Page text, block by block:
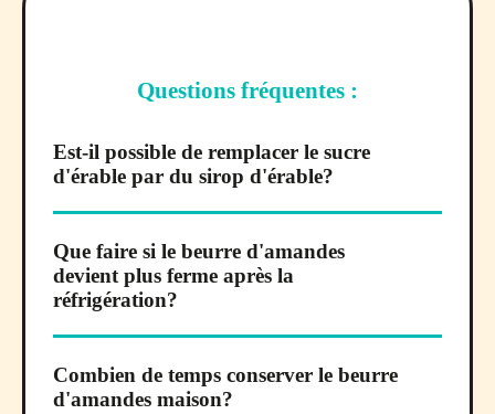
Questions fréquentes :
Est-il possible de remplacer le sucre
d'érable par du sirop d'érable?
Que faire si le beurre d'amandes
devient plus ferme après la
réfrigération?
Combien de temps conserver le beurre
d'amandes maison?